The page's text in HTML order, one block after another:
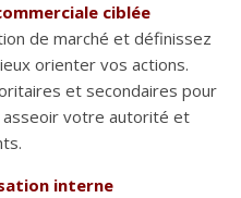
ciblée
de marché et définissez
orienter vos actions.
et secondaires pour
votre autorité et
interne